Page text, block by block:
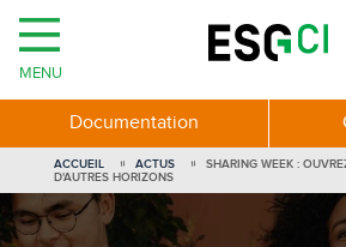
ACCUEIL ACTUS
SHARING WEEK :
D'AUTRES HORIZONS
MENU
Documentation